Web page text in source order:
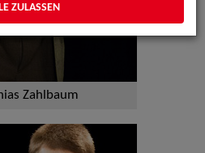
Zahlbaum
ZULASSEN